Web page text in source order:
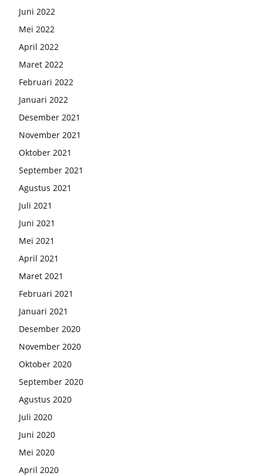
Juni 2022
Mei 2022
April 2022
Maret 2022
Februari 2022
Januari 2022
Desember 2021
November 2021
Oktober 2021
September 2021
Agustus 2021
Juli 2021
Juni 2021
Mei 2021
April 2021
Maret 2021
Februari 2021
Januari 2021
Desember 2020
November 2020
Oktober 2020
September 2020
Agustus 2020
Juli 2020
Juni 2020
Mei 2020
April 2020